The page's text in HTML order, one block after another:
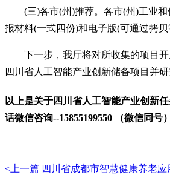
(三)各市(州)推荐。各市(州)工业
报材料(一式四份)和电子版(可通过拷贝
下一步，我厅将对所收集的项目开
四川省人工智能产业创新储备项目并研
以上是关于四川省人工智能产业创新
话微信咨询--15855199550 （微信同号）
<上一篇 四川省成都市智慧健康养老